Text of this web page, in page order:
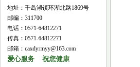
地址：千岛湖镇环湖北路1869号
邮编：311700
电话：0571-64812271
传真：0571-64812271
邮箱：caxdyrmyy@163.com
爱心服务 祝您健康